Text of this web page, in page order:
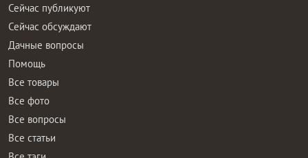
Сейчас публикуют
Сейчас обсуждают
Дачные вопросы
Помощь
Все товары
Все фото
Все вопросы
Все статьи